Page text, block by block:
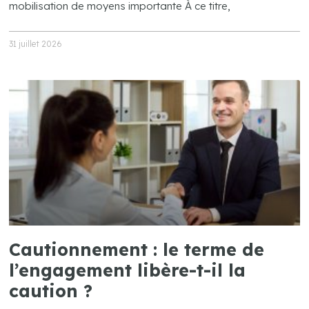
mobilisation de moyens importante À ce titre,
31 juillet 2026
Cautionnement : le terme de
l’engagement libère-t-il la
caution ?